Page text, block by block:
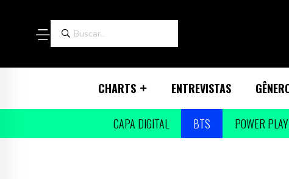
CHARTS ENTREVISTAS
CAPA DIGITAL BTS POWER